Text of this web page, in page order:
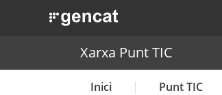
. Obre en una nova finestra.
Xarxa Punt TIC
Inici Punt TIC